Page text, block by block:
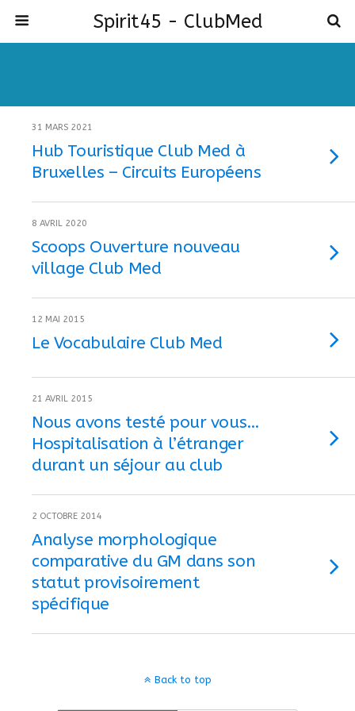
Spirit45 - ClubMed
31 MARS 2021
Hub Touristique Club Med à
Bruxelles – Circuits Européens
8 AVRIL 2020
Scoops Ouverture nouveau
village Club Med
12 MAI 2015
Le Vocabulaire Club Med
21 AVRIL 2015
Nous avons testé pour vous…
Hospitalisation à l’étranger
durant un séjour au club
2 OCTOBRE 2014
Analyse morphologique
comparative du GM dans son
statut provisoirement
spécifique
Back to top